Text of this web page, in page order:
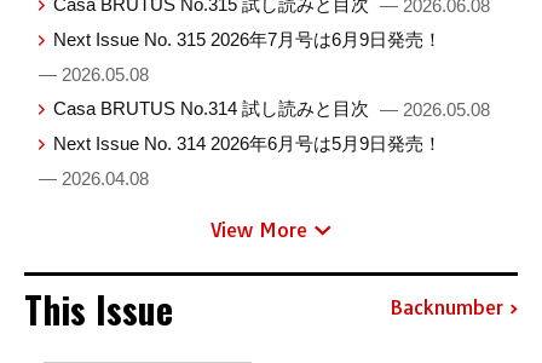
— 2026.06.08
Next Issue No. 315 2026年7月号は6月9日発売！
— 2026.05.08
Casa BRUTUS No.314 試し読みと目次 — 2026.05.08
Next Issue No. 314 2026年6月号は5月9日発売！
— 2026.04.08
View More
This Issue Backnumber